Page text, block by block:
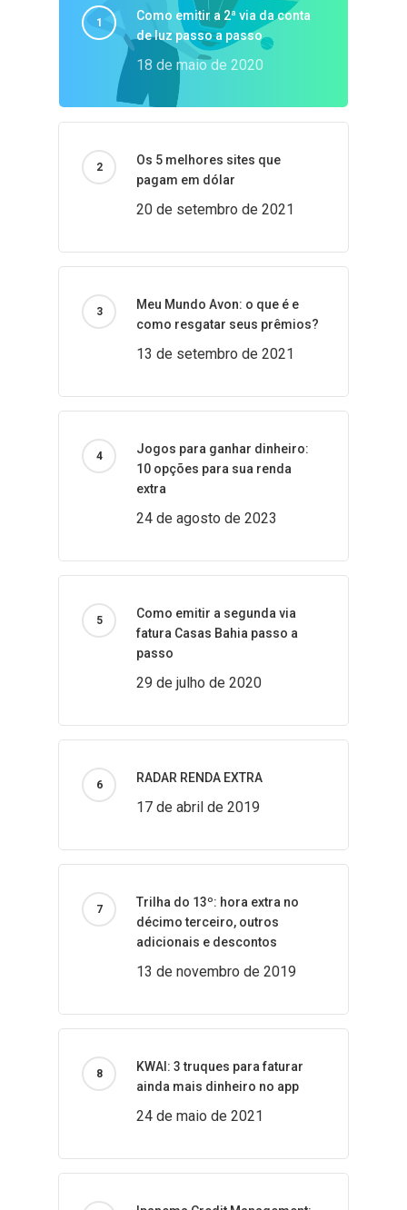
Como emitir a 2ª via da conta
de luz passo a passo
18 de maio de 2020
Os 5 melhores sites que
pagam em dólar
20 de setembro de 2021
Meu Mundo Avon: o que é e
como resgatar seus prêmios?
13 de setembro de 2021
Jogos para ganhar dinheiro:
10 opções para sua renda
extra
24 de agosto de 2023
Como emitir a segunda via
fatura Casas Bahia passo a
passo
29 de julho de 2020
RADAR RENDA EXTRA
17 de abril de 2019
Trilha do 13º: hora extra no
décimo terceiro, outros
adicionais e descontos
13 de novembro de 2019
KWAI: 3 truques para faturar
ainda mais dinheiro no app
24 de maio de 2021